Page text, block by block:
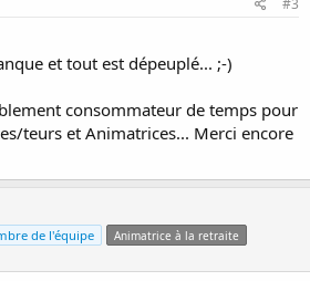
et tout est dépeuplé... ;-)
consommateur de temps pour
teurs et Animatrices... Merci encore
de l'équipe Animatrice à la retraite